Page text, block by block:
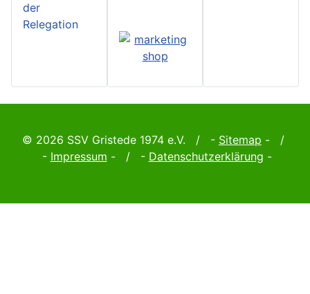
der
Relegation
© 2026 SSV Gristede 1974 e.V. / - Sitemap - /
- Impressum - / - Datenschutzerklärung -